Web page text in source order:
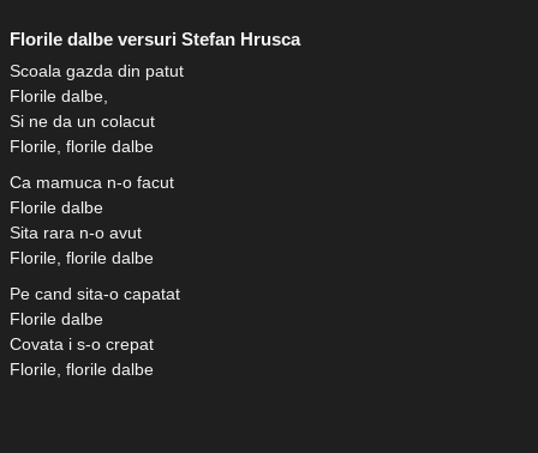
Florile dalbe versuri Stefan Hrusca
Scoala gazda din patut
Florile dalbe,
Si ne da un colacut
Florile, florile dalbe
Ca mamuca n-o facut
Florile dalbe
Sita rara n-o avut
Florile, florile dalbe
Pe cand sita-o capatat
Florile dalbe
Covata i s-o crepat
Florile, florile dalbe